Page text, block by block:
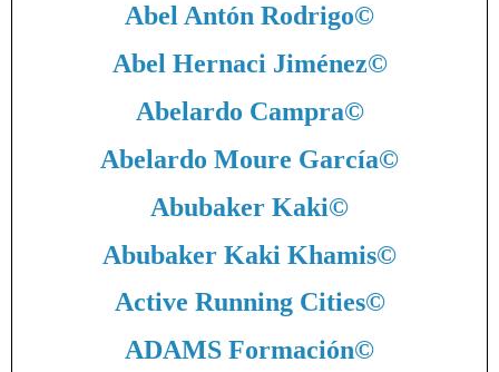
Abel Antón Rodrigo©
Abel Hernaci Jiménez©
Abelardo Campra©
Abelardo Moure García©
Abubaker Kaki©
Abubaker Kaki Khamis©
Active Running Cities©
ADAMS Formación©